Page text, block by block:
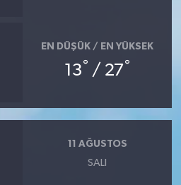
EN DÜŞÜK / EN YÜKSEK
13° / 27°
11 AĞUSTOS
SALI